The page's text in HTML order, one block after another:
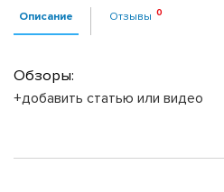
Описание Отзывы
Обзоры:
+добавить статью или видео